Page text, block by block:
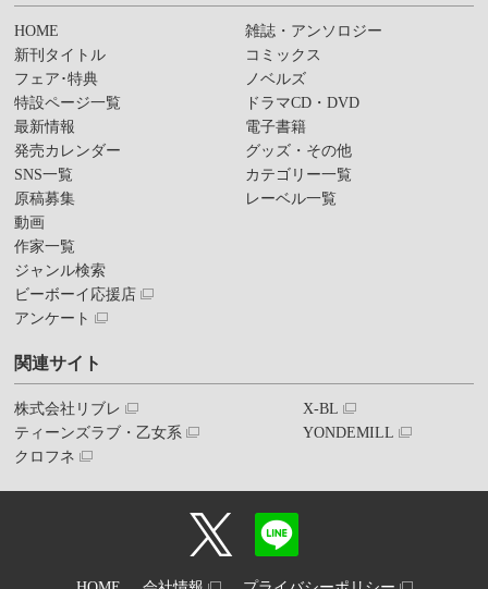
HOME
新刊タイトル
フェア･特典
特設ページ一覧
最新情報
発売カレンダー
SNS一覧
原稿募集
動画
作家一覧
ジャンル検索
ビーボーイ応援店
アンケート
雑誌・アンソロジー
コミックス
ノベルズ
ドラマCD・DVD
電子書籍
グッズ・その他
カテゴリー一覧
レーベル一覧
関連サイト
株式会社リブレ
ティーンズラブ・乙女系
クロフネ
X-BL
YONDEMILL